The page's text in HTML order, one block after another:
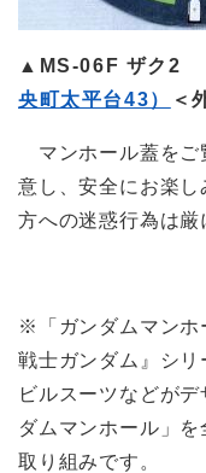
▲MS-06F ザク
央町太平台43）
＜
マンホール蓋をご
意し、安全にお楽
方への迷惑行為は厳
※「ガンダムマンホ
戦士ガンダム』シ
ビルスーツなどが
ダムマンホール」
取り組みです。